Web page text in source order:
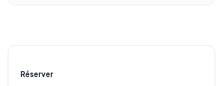
Réserver